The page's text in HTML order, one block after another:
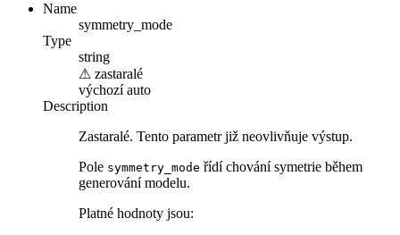
Name
symmetry_mode
Type
string
⚠ zastaralé
výchozí auto
Description
Zastaralé. Tento parametr již neovlivňuje výstup.
Pole symmetry_mode řídí chování symetrie během
generování modelu.
Platné hodnoty jsou: